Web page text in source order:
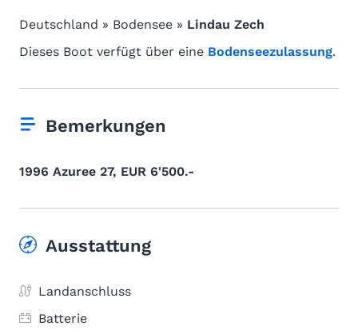
Deutschland » Bodensee » Lindau Zech
Dieses Boot verfügt über eine Bodenseezulassung.
Bemerkungen
1996 Azuree 27, EUR 6'500.-
Ausstattung
Landanschluss
Batterie